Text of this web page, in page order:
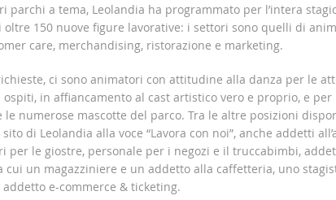
parchi a tema, Leolandia ha programmato per l’intera
oltre 150 nuove figure lavorative: i settori sono quelli di
care, merchandising, ristorazione e marketing.
ci sono animatori con attitudine alla danza per le
ospiti, in affiancamento al cast artistico vero e proprio, e per
le numerose mascotte del parco. Tra le altre posizioni
di Leolandia alla voce “Lavora con noi”, anche addetti
per le giostre, personale per i negozi e il truccabimbi,
cui un magazziniere e un addetto alla caffetteria, uno
e-commerce & ticketing.